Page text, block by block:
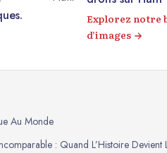
banque
Tour
Au Monde
: Quand L’Histoire Devient